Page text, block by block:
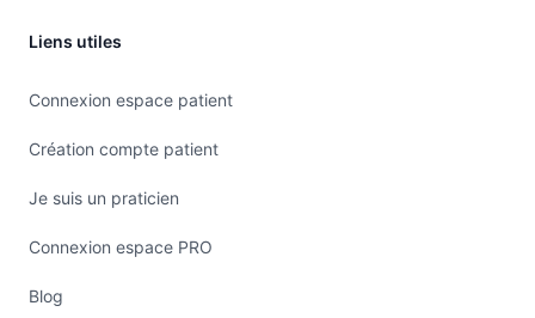
Liens utiles
Connexion espace patient
Création compte patient
Je suis un praticien
Connexion espace PRO
Blog